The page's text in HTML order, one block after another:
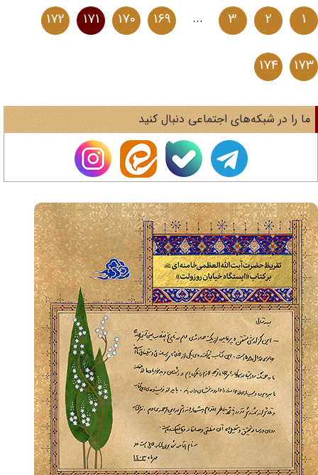
1
2
3
169
170
171
172
174
را در شبکه‌های اجتماعی دنبال کنید